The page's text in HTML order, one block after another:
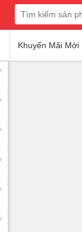
Khuyến Mãi Mới